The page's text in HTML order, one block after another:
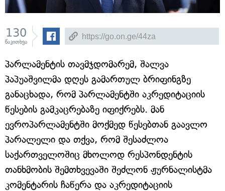
130
წაკითხვა
პარლამენტის თავმჯდომარემ, შალვა
პაპუაშვილმა დღეს გამართულ ბრიფინგზე
განაცხადა, რომ პარლამენტში აკრედიტაციის
წესების გამკაცრებაზე იფიქრებს. მან
ევროპარლამენტში მოქმედ წესებთან გაავლო
პარალელი და თქვა, რომ შესაძლოა
საქართველოშიც მხოლოდ რესპონდენტის
თანხმობის შემთხვევაში შეძლონ ჟურნალისტმა
კომენტარის ჩაწერა და აკრედიტაციის